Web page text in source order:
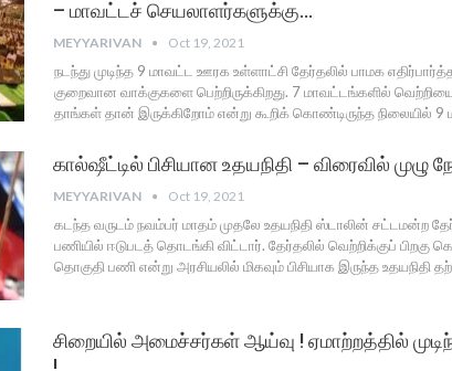
– மாவட்டச் செயலாளர்களுக்கு…
MEYYARIVAN Oct 19, 2021
நடந்து முடிந்த 9 மாவட்ட ஊரக உள்ளாட்சி தேர்தலில் பாமக
குறைவான வாக்குகளை பெற்றிருக்கிறது. 7 மாவட்டங்களில்
தாங்கள் தான் இருக்கிறோம் என்று கூறிக் கொண்டிருந்த நிலையில்
கால்ஷீட்டில் பிசியான உதயநிதி – விரைவில் முழு
MEYYARIVAN Oct 19, 2021
கடந்த வருடம் நவம்பர் மாதம் முதலே உதயநிதி ஸ்டாலின் சட்டமன்ற
பணியில் ஈடுபடத் தொடங்கி விட்டார். தேர்தலில் வெற்றிக்குப் பிறகு
தொகுதி பணி என்று அரசியலில் மிகவும் பிசியாக இருந்த உதயநிதி
சிறையில் அமைச்சர்கள் ஆய்வு ! ஏமாற்றத்தில்
!